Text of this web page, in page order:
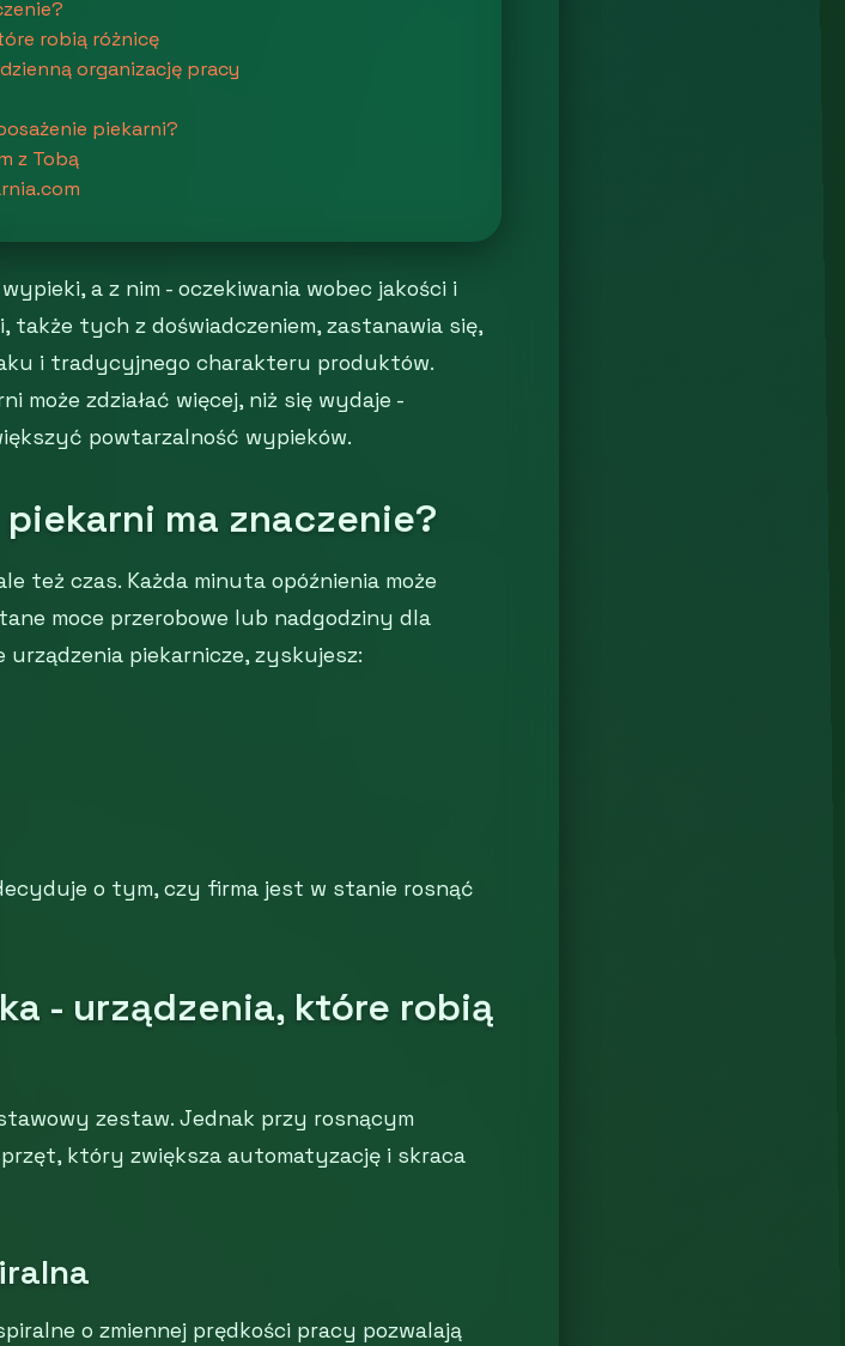
robią różnicę
organizację pracy
piekarni?
z Tobą
a z nim - oczekiwania wobec jakości i
także tych z doświadczeniem, zastanawia się,
i tradycyjnego charakteru produktów.
może zdziałać więcej, niż się wydaje -
powtarzalność wypieków.
ma znaczenie?
też czas. Każda minuta opóźnienia może
moce przerobowe lub nadgodziny dla
piekarnicze, zyskujesz:
o tym, czy firma jest w stanie rosnąć
- urządzenia, które robią
zestaw. Jednak przy rosnącym
który zwiększa automatyzację i skraca
o zmiennej prędkości pracy pozwalają